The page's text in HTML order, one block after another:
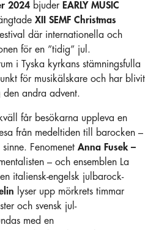
2024 bjuder EARLY MUSIC
XII SEMF Christmas
där internationella och
för en ”tidig” jul.
i Tyska kyrkans stämningsfulla
för musikälskare och har blivit
andra advent.
får besökarna uppleva en
från medeltiden till barocken –
Fenomenet Anna Fusek –
– och ensemblen La
italiensk-engelsk julbarock-
lyser upp mörkrets timmar
och svensk jul-
med en